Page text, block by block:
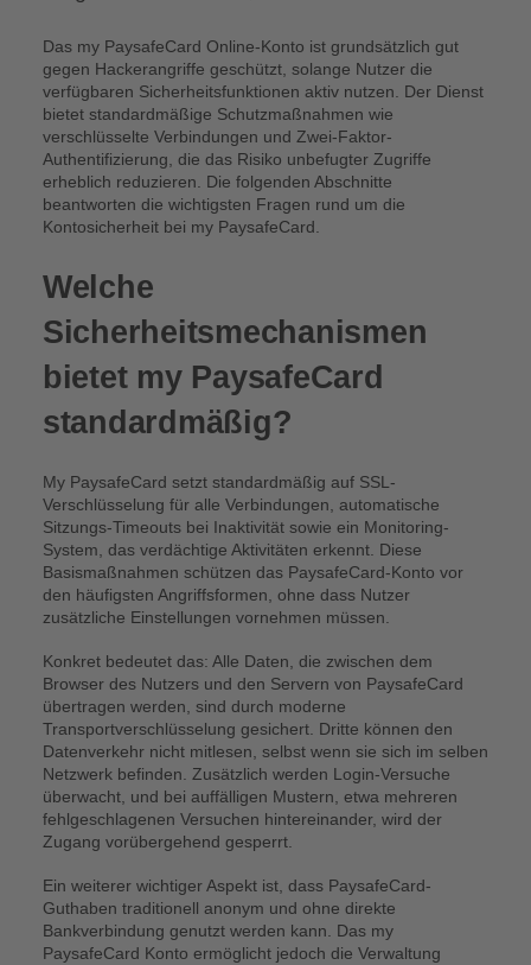
Das my PaysafeCard Online-Konto ist grundsätzlich gut
gegen Hackerangriffe geschützt, solange Nutzer die
verfügbaren Sicherheitsfunktionen aktiv nutzen. Der Dienst
bietet standardmäßige Schutzmaßnahmen wie
verschlüsselte Verbindungen und Zwei-Faktor-
Authentifizierung, die das Risiko unbefugter Zugriffe
erheblich reduzieren. Die folgenden Abschnitte
beantworten die wichtigsten Fragen rund um die
Kontosicherheit bei my PaysafeCard.
Welche
Sicherheitsmechanismen
bietet my PaysafeCard
standardmäßig?
My PaysafeCard setzt standardmäßig auf SSL-
Verschlüsselung für alle Verbindungen, automatische
Sitzungs-Timeouts bei Inaktivität sowie ein Monitoring-
System, das verdächtige Aktivitäten erkennt. Diese
Basismaßnahmen schützen das PaysafeCard-Konto vor
den häufigsten Angriffsformen, ohne dass Nutzer
zusätzliche Einstellungen vornehmen müssen.
Konkret bedeutet das: Alle Daten, die zwischen dem
Browser des Nutzers und den Servern von PaysafeCard
übertragen werden, sind durch moderne
Transportverschlüsselung gesichert. Dritte können den
Datenverkehr nicht mitlesen, selbst wenn sie sich im selben
Netzwerk befinden. Zusätzlich werden Login-Versuche
überwacht, und bei auffälligen Mustern, etwa mehreren
fehlgeschlagenen Versuchen hintereinander, wird der
Zugang vorübergehend gesperrt.
Ein weiterer wichtiger Aspekt ist, dass PaysafeCard-
Guthaben traditionell anonym und ohne direkte
Bankverbindung genutzt werden kann. Das my
PaysafeCard Konto ermöglicht jedoch die Verwaltung